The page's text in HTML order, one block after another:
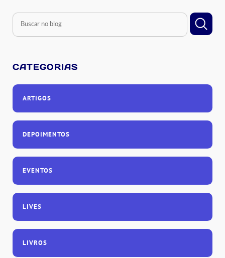
CATEGORIAS
ARTIGOS
DEPOIMENTOS
EVENTOS
LIVES
LIVROS